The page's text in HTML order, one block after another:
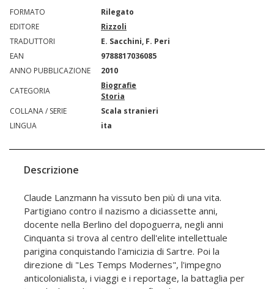
FORMATO
Rilegato
EDITORE
Rizzoli
TRADUTTORI
E. Sacchini, F. Peri
EAN
9788817036085
ANNO PUBBLICAZIONE
2010
CATEGORIA
Biografie
Storia
COLLANA / SERIE
Scala stranieri
LINGUA
ita
Descrizione
Claude Lanzmann ha vissuto ben più di una vita.
Partigiano contro il nazismo a diciassette anni,
docente nella Berlino del dopoguerra, negli anni
Cinquanta si trova al centro dell'elite intellettuale
parigina conquistando l'amicizia di Sartre. Poi la
direzione di "Les Temps Modernes", l'impegno
anticolonialista, i viaggi e i reportage, la battaglia per